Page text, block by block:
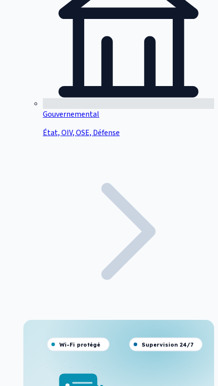
Gouvernemental
État, OIV, OSE, Défense
Wi-Fi protégé Supervision 24/7